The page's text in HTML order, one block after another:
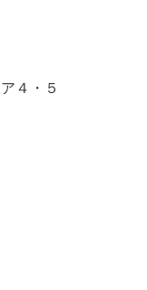
４・５